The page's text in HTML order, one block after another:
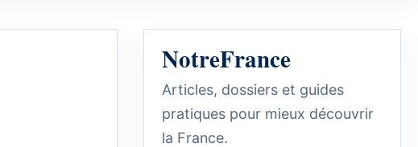
NotreFrance
Articles, dossiers et guides
pratiques pour mieux découvrir
la France.